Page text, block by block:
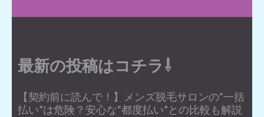
最新の投稿はコチラ⇩
【契約前に読んで！】メンズ脱毛サロンの“一括
払い”は危険？安心な“都度払い”との比較も解説